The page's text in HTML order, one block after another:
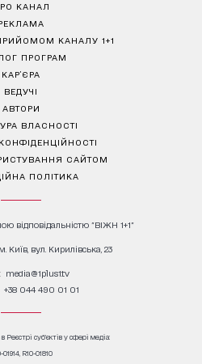
КАНАЛ
КАНАЛУ 1+1
ПРОГРАМ
КАР’ЄРА
ВЕДУЧІ
АВТОРИ
ВЛАСНОСТІ
САЙТОМ
ПОЛІТИКА
відповідальністю "ВІЖН 1+1"
Київ, вул. Кирилівська, 23
media@1plus1.tv
+38 044 490 01 01
Реєстрі суб’єктів у сфері медіа:
01914, R10-01810